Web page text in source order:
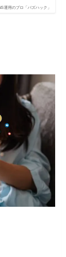
運用のプロ「バズハック」